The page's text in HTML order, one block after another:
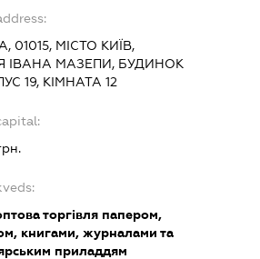
01015, МІСТО КИЇВ,
ІВАНА МАЗЕПИ, БУДИНОК
19, КІМНАТА 12
торгівля папером,
книгами, журналами та
приладдям